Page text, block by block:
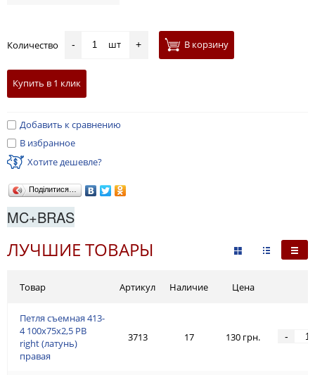
Количество - шт + В корзину
Купить в 1 клик
Добавить к сравнению
В избранное
Хотите дешевле?
Поділитися…
MC+BRAS
ЛУЧШИЕ ТОВАРЫ
Товар
Петля съемная 413-
4 100x75x2,5 PB
right (латунь)
правая
Артикул Наличие Цена
3713 17 130 грн. -